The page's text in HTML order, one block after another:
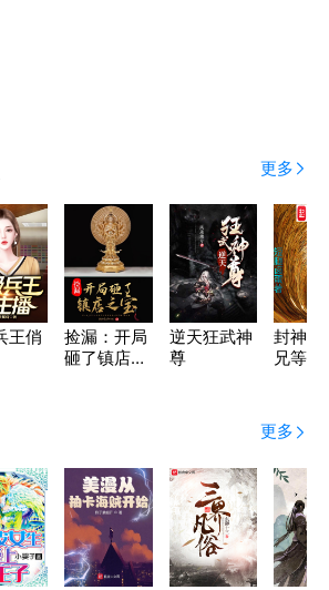
更多
王俏
捡漏：开局
砸了镇店之
逆天狂武神
尊
封神之
兄等等
更多